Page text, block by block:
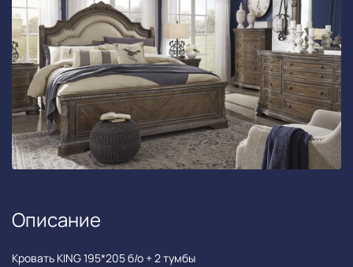
Описание
Кровать KING 195*205 б/о + 2 тумбы